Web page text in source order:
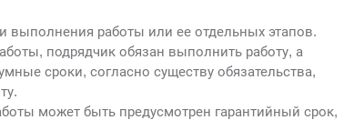
выполнения работы или ее отдельных этапов.
подрядчик обязан выполнить работу, а
сроки, согласно существу обязательства,
может быть предусмотрен гарантийный срок,